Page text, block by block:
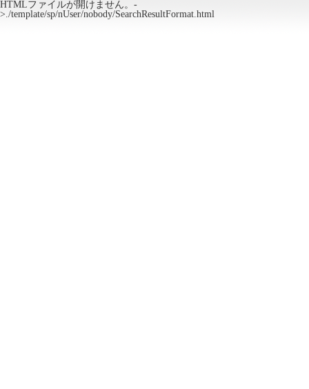
HTMLファイルが開けません。-
>./template/sp/nUser/nobody/SearchResultFormat.html